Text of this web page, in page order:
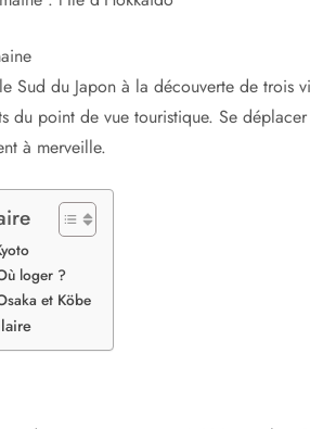
de 3 semaines au Japon continue ! Le
:
Tokyo, le Mont Fuji et le petit village
: Kyoto, Osaka et Köbe
: l’Île d’Hokkaido